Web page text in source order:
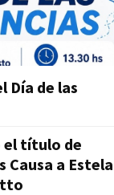
Día de las
el título de
Causa a Estela